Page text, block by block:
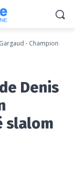
- Champion
Denis
slalom